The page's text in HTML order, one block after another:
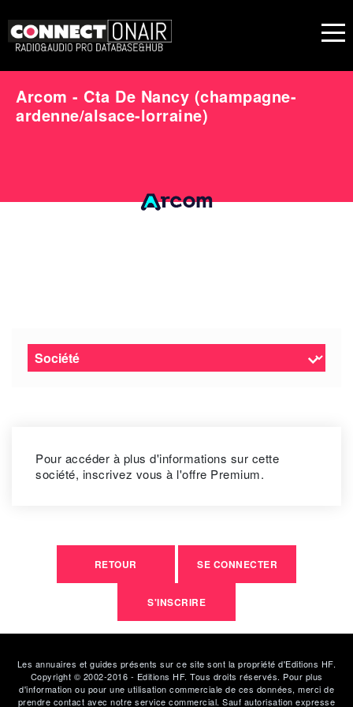
Arcom - Cta De Nancy (champagne-
ardenne/alsace-lorraine)
Pour accéder à plus d'informations sur cette
société, inscrivez vous à l'offre Premium.
RETOUR SE CONNECTER
S'INSCRIRE
Les annuaires et guides présents sur ce site sont la propriété d'Editions HF.
Copyright © 2002-2016 - Editions HF. Tous droits réservés. Pour plus
d'information ou pour une utilisation commerciale de ces données, merci de
prendre contact avec notre service commercial. Sauf autorisation expresse